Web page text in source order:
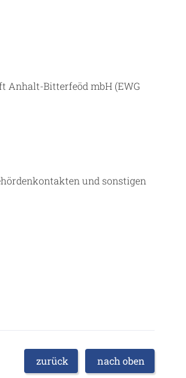
Anhalt-Bitterfeöd mbH (EWG
und sonstigen
zurück nach oben